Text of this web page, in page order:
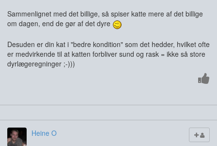
Sammenlignet med det billige, så spiser katte mere af det billige
om dagen, end de gør af det dyre
Desuden er din kat i "bedre kondition" som det hedder, hvilket ofte
er medvirkende til at katten forbliver sund og rask = ikke så store
dyrlægeregninger ;-)))
Heine O